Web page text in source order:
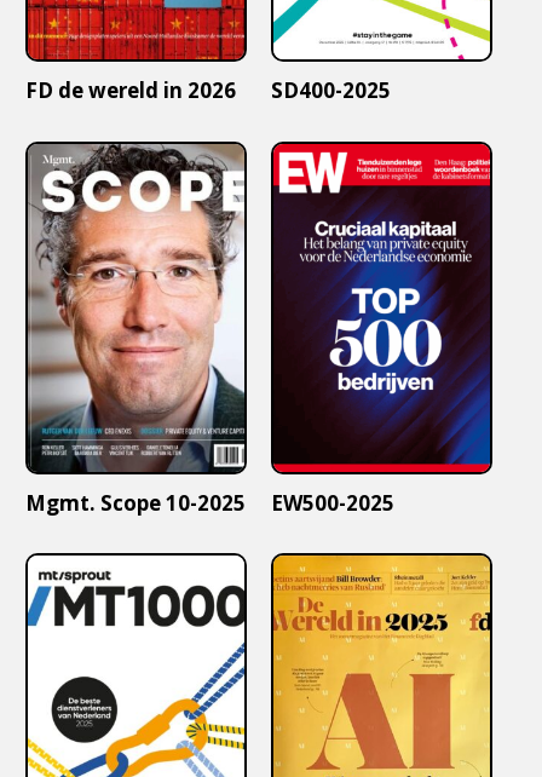
FD de wereld in 2026 SD400-2025
Mgmt. Scope 10-2025 EW500-2025